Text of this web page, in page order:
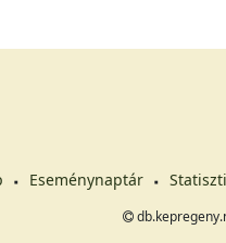
Eseménynaptár